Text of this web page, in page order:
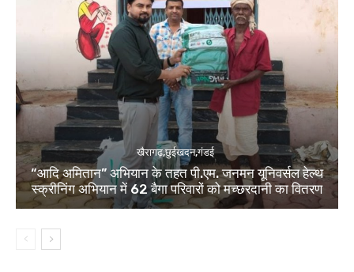
खैरागढ़,छुईखदन,गंडई
“आदि अमितान” अभियान के तहत पी.एम. जनमन यूनिवर्सल हेल्थ
स्क्रीनिंग अभियान में 62 बैगा परिवारों को मच्छरदानी का वितरण